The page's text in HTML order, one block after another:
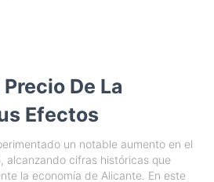
De La
Efectos
un notable aumento en el
cifras históricas que
la economía de Alicante. En este